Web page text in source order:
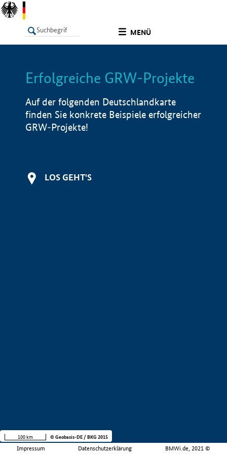
MENÜ
LISTE Info
Erfolgreiche GRW-Projekte
Auf der folgenden Deutschlandkarte
finden Sie konkrete Beispiele erfolgreicher
GRW-Projekte!
LOS GEHT'S
Impressum Datenschutzerklärung BMWi.de, 2021 ©
100 km © Geobasis-DE / BKG 2015